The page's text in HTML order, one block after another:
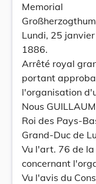
Memorial
Lundi, 25
1886.
Arrêté royal
portant
l'organisation
Nous
Roi des Pays-
Grand-Duc de
Vu l'art. 76 de
concernant
Vu l'avis du